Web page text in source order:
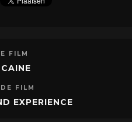
FILM
FILM
EXPERIENCE